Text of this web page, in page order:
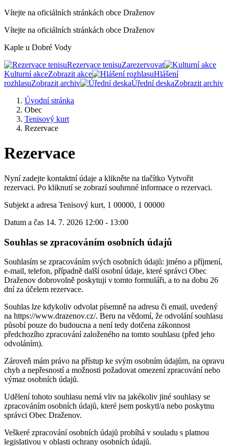
Vítejte na oficiálních stránkách obce Draženov
Vítejte na oficiálních stránkách obce Draženov
Kaple u Dobré Vody
Rezervace tenisuZarezervovat
Kulturní akceZobrazit akce
Hlášení
rozhlasuZobrazit archiv Úřední deskaZobrazit archiv
Úvodní stránka
Obec
Tenisový kurt
Rezervace
Rezervace
Nyní zadejte kontaktní údaje a klikněte na tlačítko Vytvořit
rezervaci. Po kliknutí se zobrazí souhrnné informace o rezervaci.
Subjekt a adresa Tenisový kurt, 1 00000, 1 00000
Datum a čas 14. 7. 2026 12:00 - 13:00
Souhlas se zpracováním osobních údajů
Souhlasím se zpracováním svých osobních údajů: jméno a příjmení,
e-mail, telefon, případně další osobní údaje, které správci Obec
Draženov dobrovolně poskytuji v tomto formuláři, a to na dobu 26
dní za účelem rezervace.
Souhlas lze kdykoliv odvolat písemně na adresu či email, uvedený
na https://www.drazenov.cz/. Beru na vědomí, že odvolání souhlasu
působí pouze do budoucna a není tedy dotčena zákonnost
předchozího zpracování založeného na tomto souhlasu (před jeho
odvoláním).
Zároveň mám právo na přístup ke svým osobním údajům, na opravu
chyb a nepřesností a možnosti požadovat omezení zpracování nebo
výmaz osobních údajů.
Udělení tohoto souhlasu nemá vliv na jakékoliv jiné souhlasy se
zpracováním osobních údajů, které jsem poskytl/a nebo poskytnu
správci Obec Draženov.
Veškeré zpracování osobních údajů probíhá v souladu s platnou
legislativou v oblasti ochrany osobních údajů.